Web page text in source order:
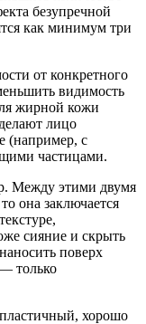
безупречной
как минимум три
от конкретного
видимость
жирной кожи
лицо
(например, с
частицами.
Между этими двумя
она заключается
сияние и скрыть
поверх
только
хорошо